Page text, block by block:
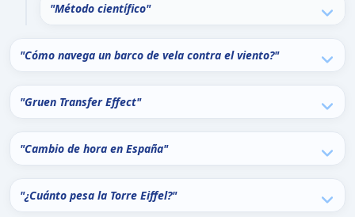
"Método científico"
"Cómo navega un barco de vela contra el viento?"
"Gruen Transfer Effect"
"Cambio de hora en España"
"¿Cuánto pesa la Torre Eiffel?"